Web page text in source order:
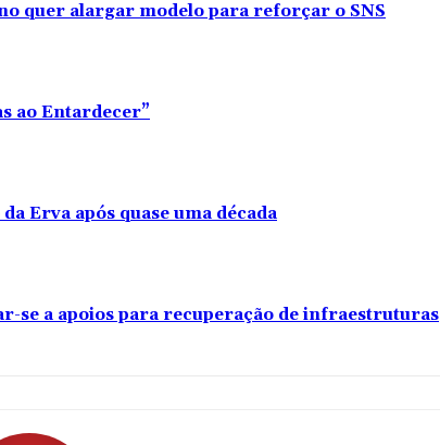
quer alargar modelo para reforçar o SNS
ao Entardecer”
Erva após quase uma década
se a apoios para recuperação de infraestruturas